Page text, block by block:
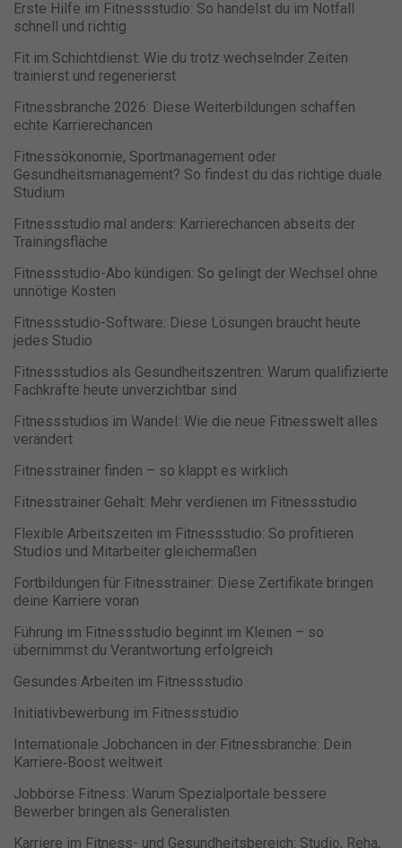
Erste Hilfe im Fitnessstudio: So handelst du im Notfall
schnell und richtig
Fit im Schichtdienst: Wie du trotz wechselnder Zeiten
trainierst und regenerierst
Fitnessbranche 2026: Diese Weiterbildungen schaffen
echte Karrierechancen
Fitnessökonomie, Sportmanagement oder
Gesundheitsmanagement? So findest du das richtige duale
Studium
Fitnessstudio mal anders: Karrierechancen abseits der
Trainingsfläche
Fitnessstudio-Abo kündigen: So gelingt der Wechsel ohne
unnötige Kosten
Fitnessstudio-Software: Diese Lösungen braucht heute
jedes Studio
Fitnessstudios als Gesundheitszentren: Warum qualifizierte
Fachkräfte heute unverzichtbar sind
Fitnessstudios im Wandel: Wie die neue Fitnesswelt alles
verändert
Fitnesstrainer finden – so klappt es wirklich
Fitnesstrainer Gehalt: Mehr verdienen im Fitnessstudio
Flexible Arbeitszeiten im Fitnessstudio: So profitieren
Studios und Mitarbeiter gleichermaßen
Fortbildungen für Fitnesstrainer: Diese Zertifikate bringen
deine Karriere voran
Führung im Fitnessstudio beginnt im Kleinen – so
übernimmst du Verantwortung erfolgreich
Gesundes Arbeiten im Fitnessstudio
Initiativbewerbung im Fitnessstudio
Internationale Jobchancen in der Fitnessbranche: Dein
Karriere‑Boost weltweit
Jobbörse Fitness: Warum Spezialportale bessere
Bewerber bringen als Generalisten
Karriere im Fitness- und Gesundheitsbereich: Studio, Reha,